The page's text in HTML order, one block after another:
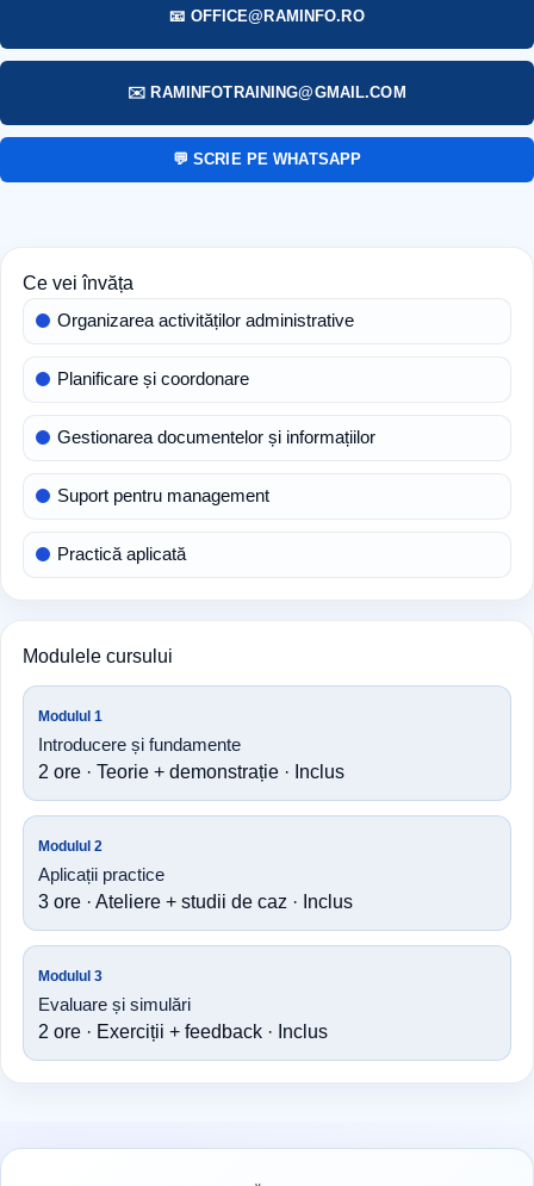
📧 OFFICE@RAMINFO.RO
✉️ RAMINFOTRAINING@GMAIL.COM
💬 SCRIE PE WHATSAPP
Ce vei învăța
Organizarea activităților administrative
Planificare și coordonare
Gestionarea documentelor și informațiilor
Suport pentru management
Practică aplicată
Modulele cursului
Modulul 1
Introducere și fundamente
2 ore · Teorie + demonstrație · Inclus
Modulul 2
Aplicații practice
3 ore · Ateliere + studii de caz · Inclus
Modulul 3
Evaluare și simulări
2 ore · Exerciții + feedback · Inclus